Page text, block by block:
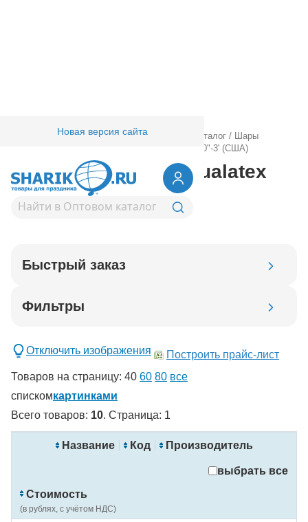
Новая версия сайта
Товары для праздника/ Оптовый каталог /
Шары
Qualatex 30"-3' (США)
Шары латексные Qualatex
30"-3' (США)
Быстрый заказ
Фильтры
спецпредложение
Сбросить фильтры
Отключить изображения
Построить прайс-лист
Товаров на страницу: 40 60 80 все
спискомкартинками
Всего товаров: 10. Страница: 1
Название Код Производитель
выбрать все
Стоимость
(в рублях, с учётом НДС)